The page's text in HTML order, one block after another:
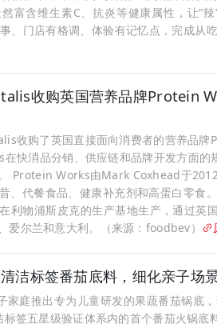
富含维生素C、抗炎等健康属性，让“
、门店有格调、体验有记忆点，完成从
收购英国营养品牌Protein
收购了英国直接面向消费者的营养品
快消品分销、供应链和品牌开发方面
Protein Works由Mark Coxhead于
、代餐食品、健康补充剂和高蛋白零食
利物浦斯皮克的生产基地生产，通过英
爱尔兰和意大利。（来源：foodbev）
洁标签番茄底料，细化亲子场
家庭推出专为儿童研发的果蔬番茄锅底
签五星级验证体系内的首个番茄火锅底